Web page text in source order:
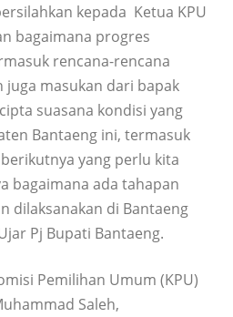
kepada Ketua KPU
bagaimana progres
rencana-rencana
masukan dari bapak
suasana kondisi yang
Bantaeng ini, termasuk
yang perlu kita
bagaimana ada tahapan
dilaksanakan di Bantaeng
Pj Bupati Bantaeng.
Pemilihan Umum (KPU)
Saleh,